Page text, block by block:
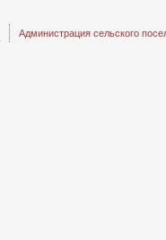
Администрация сельского